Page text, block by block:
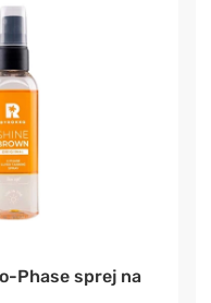
Phase sprej na